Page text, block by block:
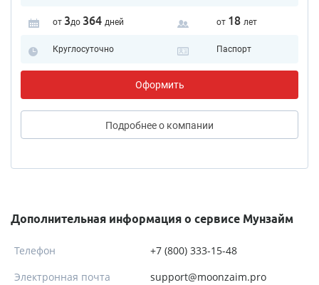
от 3до 364 дней от 18 лет
Круглосуточно Паспорт
Оформить
Подробнеео компании
Дополнительная информация о сервисе Мунзайм
Телефон
+7 (800) 333-15-48
Электронная почта
support@moonzaim.pro